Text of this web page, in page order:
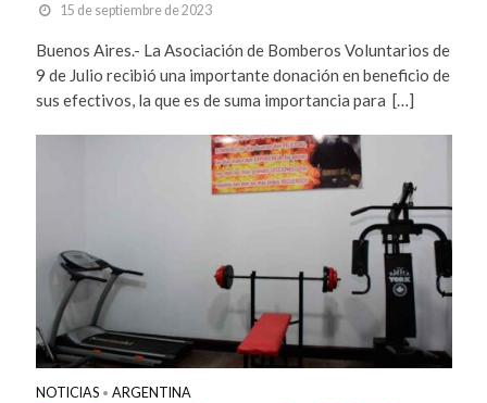
15 de septiembre de 2023
Buenos Aires.- La Asociación de Bomberos Voluntarios de
9 de Julio recibió una importante donación en beneficio de
sus efectivos, la que es de suma importancia para […]
NOTICIAS • ARGENTINA